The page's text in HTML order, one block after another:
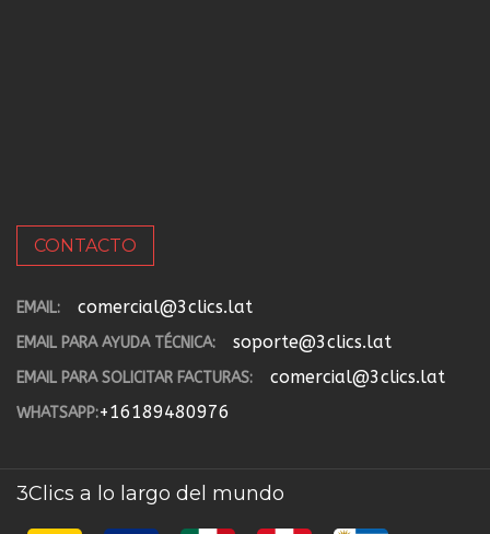
CONTACTO
EMAIL: comercial@3clics.lat
EMAIL PARA AYUDA TÉCNICA: soporte@3clics.lat
EMAIL PARA SOLICITAR FACTURAS: comercial@3clics.lat
WHATSAPP:+16189480976
3Clics a lo largo del mundo